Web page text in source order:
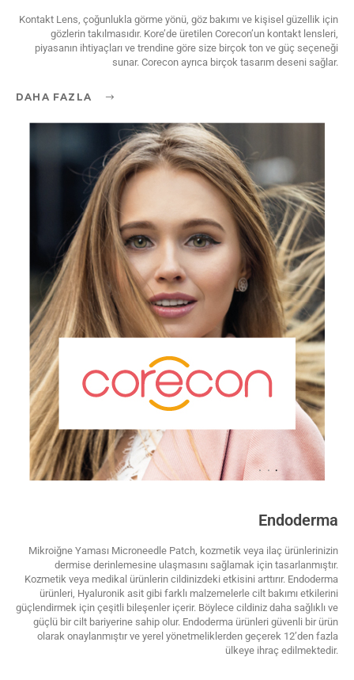
Kontakt Lens, çoğunlukla görme yönü, göz bakımı ve kişisel güzellik için
gözlerin takılmasıdır. Kore’de üretilen Corecon’un kontakt lensleri,
piyasanın ihtiyaçları ve trendine göre size birçok ton ve güç seçeneği
sunar. Corecon ayrıca birçok tasarım deseni sağlar.
DAHA FAZLA
Endoderma
Mikroiğne Yaması Microneedle Patch, kozmetik veya ilaç ürünlerinizin
dermise derinlemesine ulaşmasını sağlamak için tasarlanmıştır.
Kozmetik veya medikal ürünlerin cildinizdeki etkisini arttırır. Endoderma
ürünleri, Hyaluronik asit gibi farklı malzemelerle cilt bakımı etkilerini
güçlendirmek için çeşitli bileşenler içerir. Böylece cildiniz daha sağlıklı ve
güçlü bir cilt bariyerine sahip olur. Endoderma ürünleri güvenli bir ürün
olarak onaylanmıştır ve yerel yönetmeliklerden geçerek 12’den fazla
ülkeye ihraç edilmektedir.